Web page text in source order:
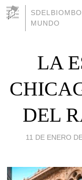
MUNDO
LA
DEL
11 DE ENERO